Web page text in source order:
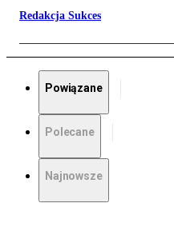
Redakcja Sukces
Powiązane
Polecane
Najnowsze